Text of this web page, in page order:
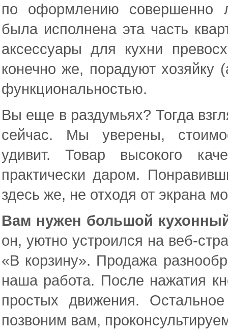
по оформлению
была исполнена эта часть
аксессуары для кухни
конечно же, порадуют хозяйку
функциональностью.
Вы еще в раздумьях? Тогда
сейчас. Мы уверены,
удивит. Товар высокого
практически даром.
здесь же, не отходя от экрана
Вам нужен большой
он, уютно устроился на веб-
«В корзину». Продажа
наша работа. После нажатия
простых движения.
позвоним вам,